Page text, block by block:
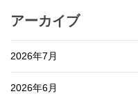
アーカイブ
2026年7月
2026年6月